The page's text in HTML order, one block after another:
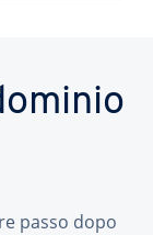
passo dopo